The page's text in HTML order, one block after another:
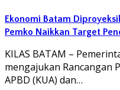
Ekonomi Batam
Pemko Naikkan Target
KILAS BATAM –
mengajukan Rancangan
APBD (KUA) dan…